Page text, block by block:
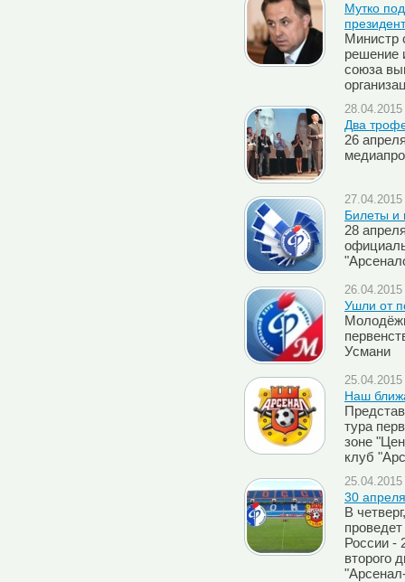
Мутко
Министр
решение
союза
Два
26
Билеты и
28
Ушли от
Усмани
Наш
тура
зоне
клуб
30
В
России -
второго